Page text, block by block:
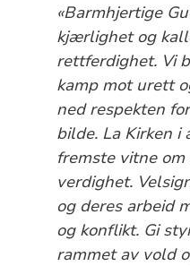
«Barmhjertige
kjærlighet og
rettferdighet. Vi
kamp mot urett
ned respekten
bilde. La Kirken
fremste vitne
verdighet.
og deres arbeid
og konflikt. Gi
rammet av vold